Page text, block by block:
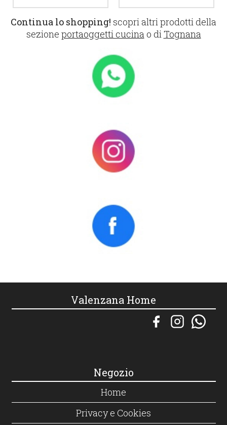
Continua lo shopping! scopri altri prodotti della
sezione portaoggetti cucinao diTognana
Valenzana Home
Negozio
Home
Privacy e Cookies